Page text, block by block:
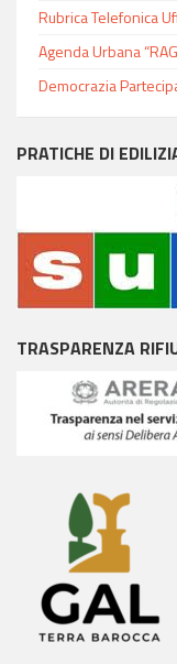
Rubrica Telefonica
Agenda Urbana
Democrazia
PRATICHE DI
TRASPARENZA